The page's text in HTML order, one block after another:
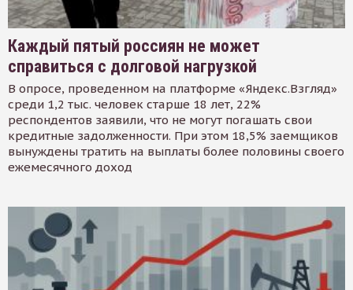
Каждый пятый россиян не может
справиться с долговой нагрузкой
В опросе, проведенном на платформе «Яндекс.Взгляд»
среди 1,2 тыс. человек старше 18 лет, 22%
респондентов заявили, что не могут погашать свои
кредитные задолженности. При этом 18,5% заемщиков
вынуждены тратить на выплаты более половины своего
ежемесячного доход